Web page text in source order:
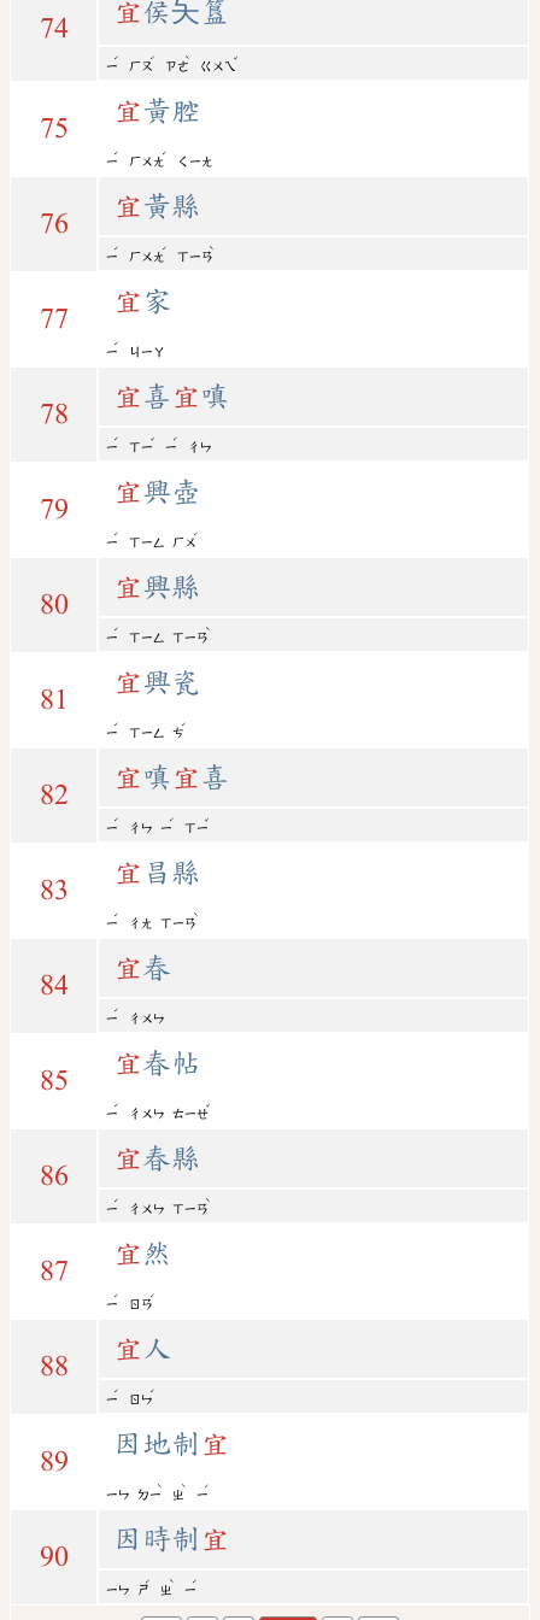
74
宜侯夨簋
ㄧ
ˊ
ㄏㄡ
ˊ
ㄗㄜ
ˋ
ㄍㄨㄟ
ˇ
75
宜黃腔
ㄧ
ˊ
ㄏㄨㄤ
ˊ
ㄑㄧㄤ
76
宜黃縣
ㄧ
ˊ
ㄏㄨㄤ
ˊ
ㄒㄧㄢ
ˋ
77
宜 家
ㄧ
ˊ
ㄐㄧㄚ
78
宜喜 宜嗔
ㄧ
ˊ
ㄒㄧ
ˇ
ㄧ
ˊ
ㄔㄣ
79
宜興壺
ㄧ
ˊ
ㄒㄧㄥ ㄏㄨ
ˊ
80
宜興縣
ㄧ
ˊ
ㄒㄧㄥ ㄒㄧㄢ
ˋ
81
宜興瓷
ㄧ
ˊ
ㄒㄧㄥ ㄘ
ˊ
82
宜嗔 宜喜
ㄧ
ˊ
ㄔㄣ ㄧ
ˊ
ㄒㄧ
ˇ
83
宜 昌縣
ㄧ
ˊ
ㄔㄤ ㄒㄧㄢ
ˋ
84
宜春
ㄧ
ˊ
ㄔㄨㄣ
85
宜春帖
ㄧ
ˊ
ㄔㄨㄣ ㄊㄧㄝ
ˇ
86
宜春縣
ㄧ
ˊ
ㄔㄨㄣ ㄒㄧㄢ
ˋ
87
宜 然
ㄧ
ˊ
ㄖㄢ
ˊ
88
宜 人
ㄧ
ˊ
ㄖㄣ
ˊ
89
因地制 宜
ㄧㄣ ㄉㄧ
ˋ
ㄓ
ˋ
ㄧ
ˊ
90
因時制 宜
ㄧㄣ ㄕ
ˊ
ㄓ
ˋ
ㄧ
ˊ